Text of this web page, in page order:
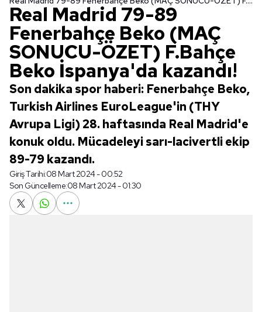
Real Madrid 79-89
Fenerbahçe Beko (MAÇ
SONUCU-ÖZET) F.Bahçe
Beko İspanya'da kazandı!
Son dakika spor haberi: Fenerbahçe Beko,
Turkish Airlines EuroLeague'in (THY
Avrupa Ligi) 28. haftasında Real Madrid'e
konuk oldu. Mücadeleyi sarı-lacivertli ekip
89-79 kazandı.
Giriş Tarihi:08 Mart 2024 - 00:52
Son Güncelleme:08 Mart 2024 - 01:30